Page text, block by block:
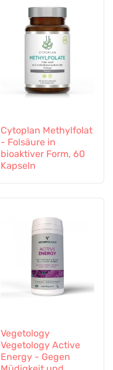
Cytoplan Methylfolat
- Folsäure in
bioaktiver Form, 60
Kapseln
Vegetology
Vegetology Active
Energy - Gegen